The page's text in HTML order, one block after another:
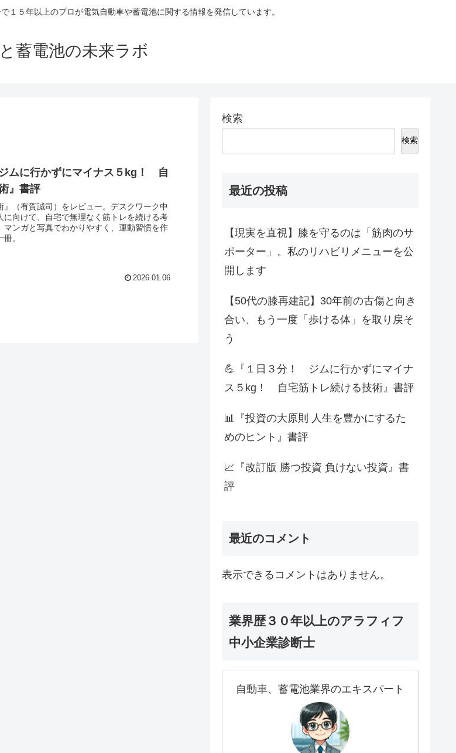
１５年以上のプロが電気自動車や蓄電池に関する情報を発信しています。
蓄電池の未来ラボ
ムに行かずにマイナス５kg！ 自
』書評
』（有賀誠司）をレビュー。デスクワーク中
に向けて、自宅で無理なく筋トレを続ける考
マンガと写真でわかりやすく、運動習慣を作
。
2026.01.06
検索
検索
最近の投稿
【現実を直視】膝を守るのは「筋肉のサ
ポーター」。私のリハビリメニューを公
開します
【50代の膝再建記】30年前の古傷と向き
合い、もう一度「歩ける体」を取り戻そ
う
💪『１日３分！ ジムに行かずにマイナ
ス５kg！ 自宅筋トレ続ける技術』書評
📊『投資の大原則 人生を豊かにするた
めのヒント』書評
📈『改訂版 勝つ投資 負けない投資』書
評
最近のコメント
表示できるコメントはありません。
業界歴３０年以上のアラフィフ
中小企業診断士
自動車、蓄電池業界のエキスパート